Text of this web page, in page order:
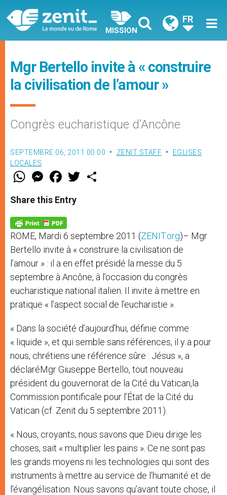
MISSION
FR
Mgr Bertello invite à « construire
la civilisation de l’amour »
Congrès eucharistique d’Ancône
SEPTEMBRE 06, 2011 00:00 ZENIT STAFF
EGLISES
LOCALES
W
t
s
p
p
M
e
s
e
g
e
r
F
a
e
b
o
k
w
Share this Entry
ROME, Mardi 6 septembre 2011 (ZENIT.org)– Mgr
Bertello invite à « construire la civilisation de
l’amour » : il a en effet présidé la messe du 5
septembre à Ancône, à l’occasion du congrès
eucharistique national italien. Il invite à mettre en
pratique « l’aspect social de l’eucharistie ».
« Dans la société d’aujourd’hui, définie comme
« liquide », et qui semble sans références, il y a pour
nous, chrétiens une référence sûre : Jésus », a
déclaréMgr Giuseppe Bertello, tout nouveau
président du gouvernorat de la Cité du Vatican,la
Commission pontificale pour l’État de la Cité du
Vatican (cf. Zenit du 5 septembre 2011).
« Nous, croyants, nous savons que Dieu dirige les
choses, sait « multiplier les pains ». Ce ne sont pas
les grands moyens ni les technologies qui sont des
instruments à mettre au service de l’humanité et de
l’évangélisation. Nous savons qu’avant toute chose, il